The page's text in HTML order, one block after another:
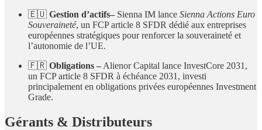
🇪🇺 Gestion d’actifs– Sienna IM lance Sienna Actions Euro
Souveraineté, un FCP article 8 SFDR dédié aux entreprises
européennes stratégiques pour renforcer la souveraineté et
l’autonomie de l’UE.
🇫🇷 Obligations – Alienor Capital lance InvestCore 2031,
un FCP article 8 SFDR à échéance 2031, investi
principalement en obligations privées européennes Investment
Grade.
Gérants & Distributeurs